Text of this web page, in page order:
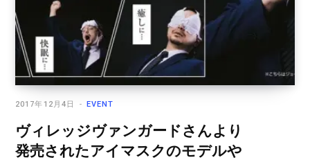
EVENT
2017年12月4日
ヴィレッジヴァンガードさんより
発売されたアイマスクのモデルや